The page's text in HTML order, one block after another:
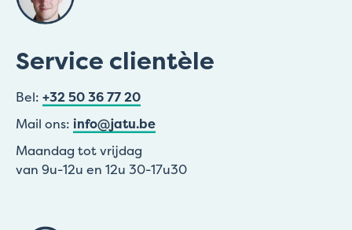
Service clientèle
Bel: +32 50 36 77 20
Mail ons: info@jatu.be
Maandag tot vrijdag
van 9u-12u en 12u 30-17u30